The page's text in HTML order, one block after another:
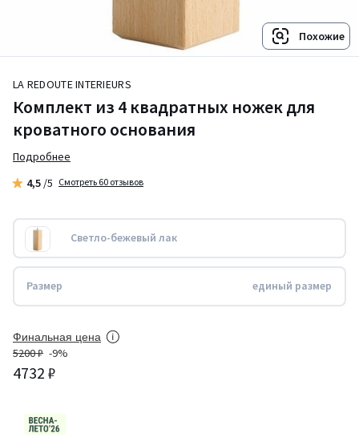
Похожие
LA REDOUTE INTERIEURS
Комплект из 4 квадратных ножек для
кроватного основания
Подробнее
4,5 /5 Смотреть 60 отзывов
Светло-бежевый лак
Размер единый размер
Финальная цена
5200 ₽ -9%
4732 ₽